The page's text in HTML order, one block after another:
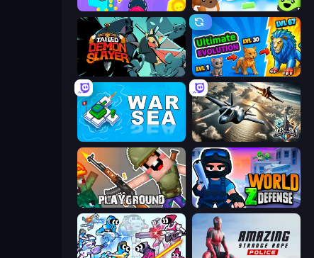
No Pain No Gain - Ragdoll Sandbox Goober Dash
Tailed Demon Slayer Ultimate Evolution
War Sea Aces of the Sky: Epic Dogfights
Playground World Z Defense - Zombie Defense